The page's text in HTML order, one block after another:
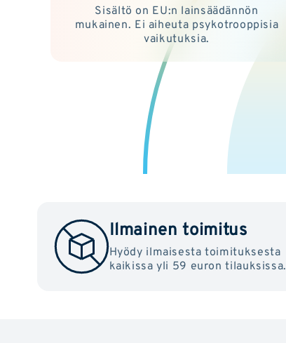
Sisältö on EU:n lainsäädännön
mukainen. Ei aiheuta psykotrooppisia
vaikutuksia.
Ilmainen toimitus
Hyödy ilmaisesta toimituksesta
kaikissa yli 59 euron tilauksissa.